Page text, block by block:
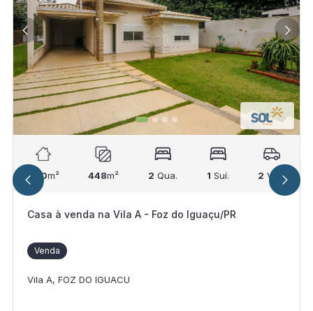
200m² 448m² 2 Qua. 1 Suí. 2 Vag.
Casa à venda na Vila A - Foz do Iguaçu/PR
Venda
Vila A, FOZ DO IGUACU